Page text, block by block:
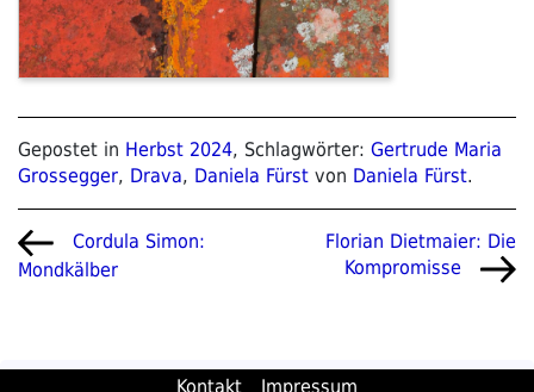
Gepostet in Herbst 2024, Schlagwörter: Gertrude Maria
Grossegger, Drava, Daniela Fürst von Daniela Fürst.
Beitragsnavigation
Vorheriger
Beitrag
Cordula Simon:
Mondkälber
Nächster
Beitrag
Florian Dietmaier: Die
Kompromisse
Kontakt Impressum